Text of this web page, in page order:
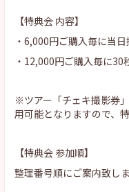
【特典会 内容】
・6,000円ご購入毎に当
・12,000円ご購入毎に30
※ツアー「チェキ撮影券
用可能となりますので、
【特典会 参加順】
整理番号順にご案内致しま